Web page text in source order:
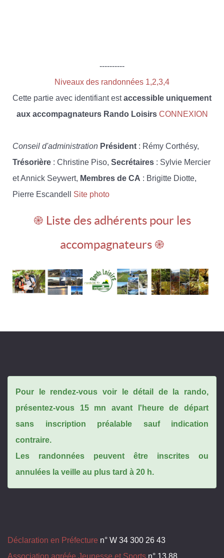
----------
Niveaux des randonnées 1,2,3,4
Cette partie avec identifiant estaccessible uniquement
aux accompagnateurs Rando Loisirs CONNEXION
Conseil d'administration Président : Rémy Corthésy,
Trésorière : Christine Piso, Secrétaires : Sylvie Mercier
et Annick Seywert, Membres de CA : Brigitte Diotte,
Pierre Escandell Site photo
֎ Liste des adhérents pour les
accompagnateurs ֎
Pour le rendez-vous voir le détail de la rando,
présentez-vous 15 mn avant l'heure de départ
sans inscription préalable sauf indication
contraire.
Les randonnées peuvent être inscrites ou
annulées la veille au plus tard à 20 h.
Déclaration en Préfecture n° W 34 300 26 43
Association agréée Jeunesse et Sports n° 13.88